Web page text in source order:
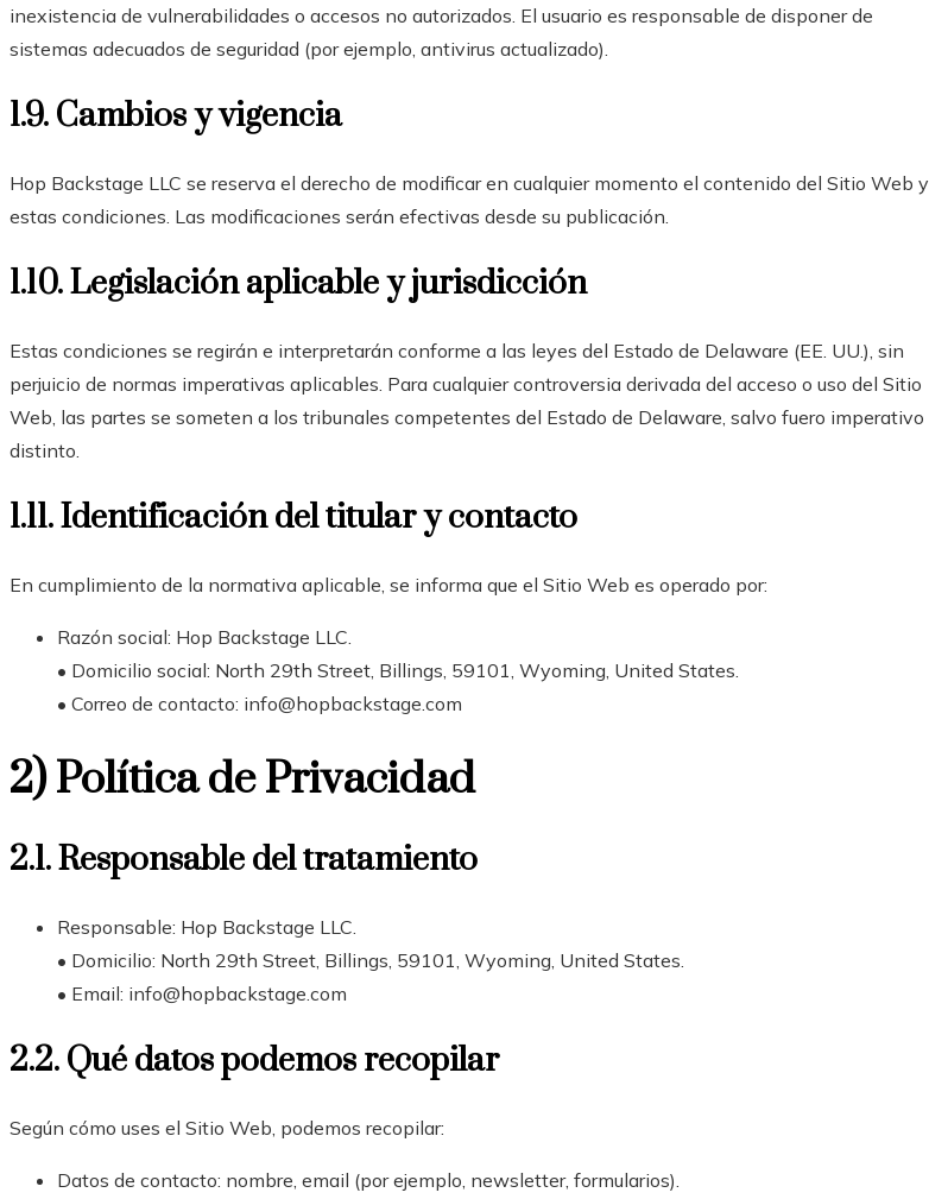
inexistencia de vulnerabilidades o accesos no autorizados. El usuario es responsable de disponer de
sistemas adecuados de seguridad (por ejemplo, antivirus actualizado).
1.9. Cambios y vigencia
Hop Backstage LLC se reserva el derecho de modificar en cualquier momento el contenido del Sitio Web y
estas condiciones. Las modificaciones serán efectivas desde su publicación.
1.10. Legislación aplicable y jurisdicción
Estas condiciones se regirán e interpretarán conforme a las leyes del Estado de Delaware (EE. UU.), sin
perjuicio de normas imperativas aplicables. Para cualquier controversia derivada del acceso o uso del Sitio
Web, las partes se someten a los tribunales competentes del Estado de Delaware, salvo fuero imperativo
distinto.
1.11. Identificación del titular y contacto
En cumplimiento de la normativa aplicable, se informa que el Sitio Web es operado por:
Razón social: Hop Backstage LLC.
• Domicilio social: North 29th Street, Billings, 59101, Wyoming, United States.
• Correo de contacto: info@hopbackstage.com
2) Política de Privacidad
2.1. Responsable del tratamiento
Responsable: Hop Backstage LLC.
• Domicilio: North 29th Street, Billings, 59101, Wyoming, United States.
• Email: info@hopbackstage.com
2.2. Qué datos podemos recopilar
Según cómo uses el Sitio Web, podemos recopilar:
Datos de contacto: nombre, email (por ejemplo, newsletter, formularios).